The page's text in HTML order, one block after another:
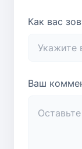
Как вас
Ваш